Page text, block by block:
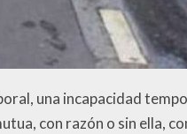
una incapacidad
con razón o sin ella,